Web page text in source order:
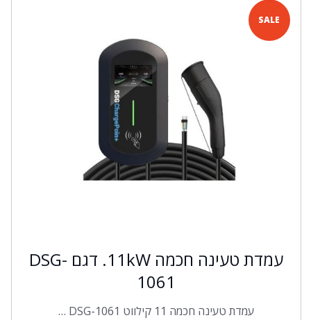
SALE
עמדת טעינה חכמה 11kW. דגם DSG-
1061
עמדת טעינה חכמה 11 קילווט DSG-1061 …